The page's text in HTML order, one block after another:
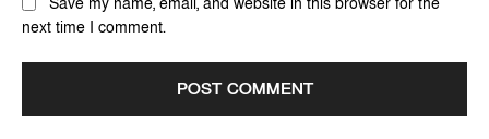
next time I comment.